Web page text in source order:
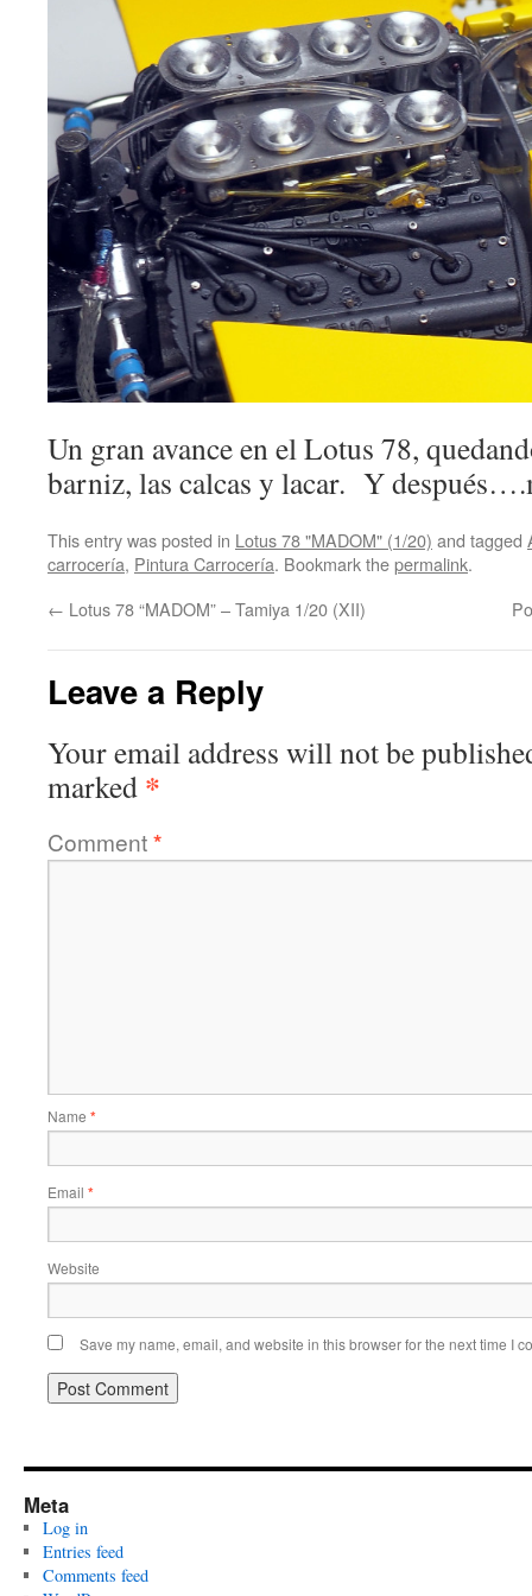
Un gran avance en el Lotus 78,
barniz, las calcas y lacar. Y
This entry was posted in Lotus 78 "MADOM" (1/20) and tagged
carrocería, Pintura Carrocería. Bookmark thepermalink.
← Lotus 78 “MADOM” – Tamiya 1/20 (XII)
Leave a Reply
Your email address will not be
marked *
Comment*
Name *
Email *
Website
Save my name, email, and website in this browser for the next time I
Meta
Log in
Entries feed
Comments feed